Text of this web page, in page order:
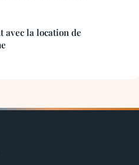
avec la location de